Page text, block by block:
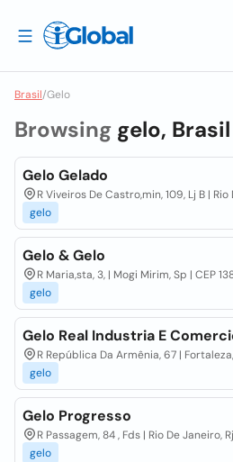
Brasil/Gelo
Browsing gelo, Brasil
Gelo Gelado
R Viveiros De Castro,min, 109, Lj B |
gelo
Gelo & Gelo
R Maria,sta, 3, | Mogi Mirim, Sp | CEP
gelo
Gelo Real Industria E
R República Da Armênia, 67 |
gelo
Gelo Progresso
R Passagem, 84 , Fds | Rio De Janeiro,
gelo